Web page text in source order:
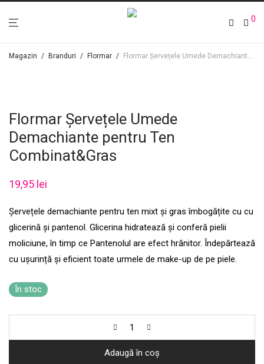
0
Magazin / Branduri / Flormar / Flormar Șervețele Umede Demachiante pentru Ten Combinat&Gras
Flormar Șervețele Umede
Demachiante pentru Ten
Combinat&Gras
19,95 lei
Șervețele demachiante pentru ten mixt și gras îmbogățite cu cu
glicerină și pantenol. Glicerina hidratează și conferă pielii
moliciune, în timp ce Pantenolul are efect hrănitor. Îndepărtează
cu ușurință și eficient toate urmele de make-up de pe piele.
În stoc
Adaugă în coș